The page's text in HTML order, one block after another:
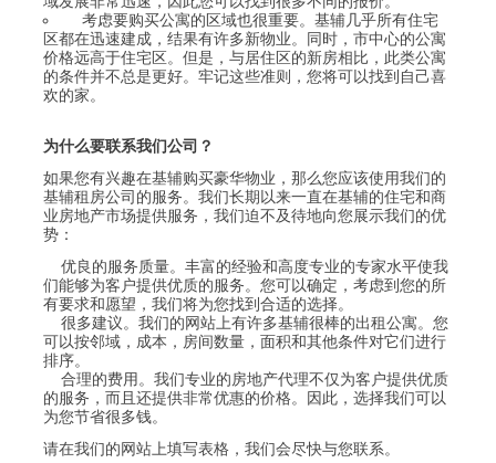
考虑要购买公寓的区域也很重要。基辅几乎所有住宅
区都在迅速建成，结果有许多新物业。同时，市中心的公寓
价格远高于住宅区。但是，与居住区的新房相比，此类公寓
的条件并不总是更好。牢记这些准则，您将可以找到自己喜
欢的家。
为什么要联系我们公司？
如果您有兴趣在基辅购买豪华物业，那么您应该使用我们的
基辅租房公司的服务。我们长期以来一直在基辅的住宅和商
业房地产市场提供服务，我们迫不及待地向您展示我们的优
势：
优良的服务质量。丰富的经验和高度专业的专家水平使我
们能够为客户提供优质的服务。您可以确定，考虑到您的所
有要求和愿望，我们将为您找到合适的选择。
很多建议。我们的网站上有许多基辅很棒的出租公寓。您
可以按邻域，成本，房间数量，面积和其他条件对它们进行
排序。
合理的费用。我们专业的房地产代理不仅为客户提供优质
的服务，而且还提供非常优惠的价格。因此，选择我们可以
为您节省很多钱。
请在我们的网站上填写表格，我们会尽快与您联系。